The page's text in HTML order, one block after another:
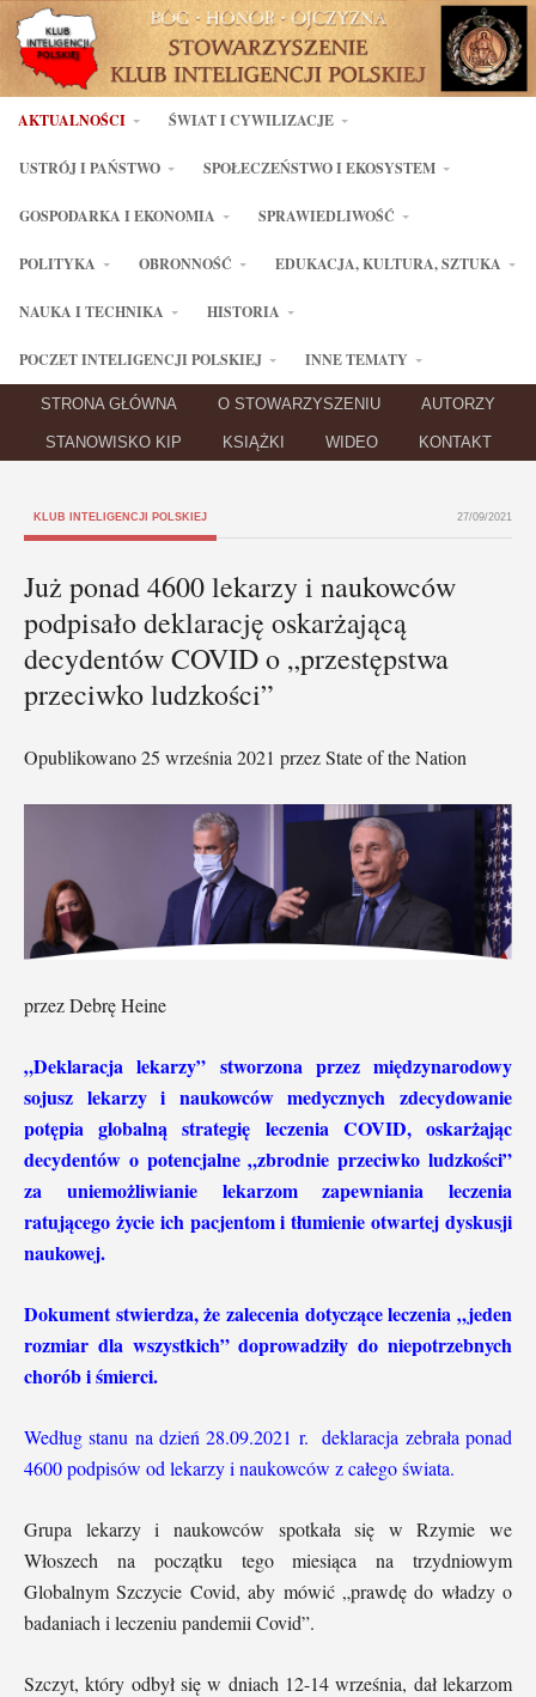
AKTUALNOŚCI ŚWIAT I CYWILIZACJE
USTRÓJ I PAŃSTWO SPOŁECZEŃSTWO I EKOSYSTEM
GOSPODARKA I EKONOMIA SPRAWIEDLIWOŚĆ
POLITYKA OBRONNOŚĆ EDUKACJA, KULTURA, SZTUKA
NAUKA I TECHNIKA HISTORIA
POCZET INTELIGENCJI POLSKIEJ INNE TEMATY
STRONA GŁÓWNA O STOWARZYSZENIU AUTORZY
STANOWISKO KIP KSIĄŻKI WIDEO KONTAKT
KLUB INTELIGENCJI POLSKIEJ 27/09/2021
Już ponad 4600 lekarzy i naukowców
podpisało deklarację oskarżającą
decydentów COVID o „przestępstwa
przeciwko ludzkości”
Opublikowano 25 września 2021 przez State of the Nation
przez Debrę Heine
„Deklaracja lekarzy” stworzona przez międzynarodowy
sojusz lekarzy i naukowców medycznych zdecydowanie
potępia globalną strategię leczenia COVID, oskarżając
decydentów o potencjalne „zbrodnie przeciwko ludzkości”
za uniemożliwianie lekarzom zapewniania leczenia
ratującego życie ich pacjentom i tłumienie otwartej dyskusji
naukowej.
Dokument stwierdza, że ​​zalecenia dotyczące leczenia „jeden
rozmiar dla wszystkich” doprowadziły do ​​niepotrzebnych
chorób i śmierci.
Według stanu na dzień 28.09.2021 r. deklaracja zebrała ponad
4600 podpisów od lekarzy i naukowców z całego świata.
Grupa lekarzy i naukowców spotkała się w Rzymie we
Włoszech na początku tego miesiąca na trzydniowym
Globalnym Szczycie Covid, aby mówić „prawdę do władzy o
badaniach i leczeniu pandemii Covid”.
Szczyt, który odbył się w dniach 12-14 września, dał lekarzom